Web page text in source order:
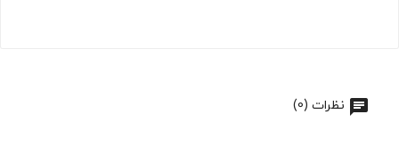
نظرات (0)